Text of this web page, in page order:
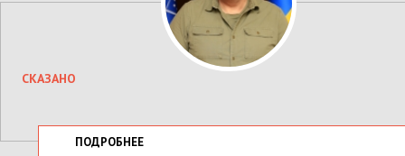
СКАЗАНО
ПОДРОБНЕЕ